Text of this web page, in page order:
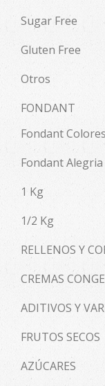
Sugar Free
Gluten Free
Otros
FONDANT
Fondant Colores
Fondant Alegria
1 Kg
1/2 Kg
RELLENOS Y
CREMAS
ADITIVOS Y
FRUTOS SECOS
AZÚCARES